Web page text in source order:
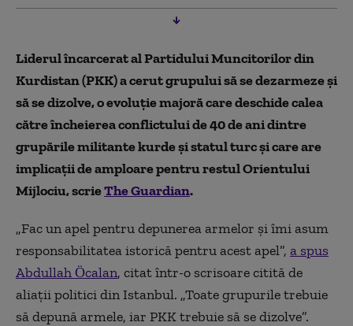
Liderul încarcerat al Partidului Muncitorilor din
Kurdistan (PKK) a cerut grupului să se dezarmeze și
să se dizolve, o evoluție majoră care deschide calea
către încheierea conflictului de 40 de ani dintre
grupările militante kurde și statul turc și care are
implicații de amploare pentru restul Orientului
Mijlociu, scrieThe Guardian.
„Fac un apel pentru depunerea armelor și îmi asum
responsabilitatea istorică pentru acest apel”, a spus
Abdullah Öcalan, citat într-o scrisoare citită de
aliații politici din Istanbul. „Toate grupurile trebuie
să depună armele, iar PKK trebuie să se dizolve”.